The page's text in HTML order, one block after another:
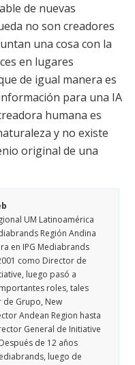
de nuevas
no son creadores
una cosa con la
en lugares
de igual manera es
para una IA
humana es
y no existe
original de una
UM Latinoamérica
Región Andina
en IPG Mediabrands
como Director de
luego pasó a
roles, tales
Grupo, New
Andean Region hasta
General de Initiative
de 12 años
luego de